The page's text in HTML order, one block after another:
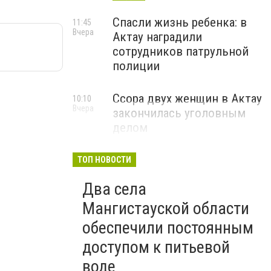
Спасли жизнь ребенка: в
Актау наградили
сотрудников патрульной
полиции
11:45
Вчера
Ссора двух женщин в Актау
закончилась уголовным
делом
10:10
Вчера
ТОП НОВОСТИ
Два села
Мангистауской области
обеспечили постоянным
доступом к питьевой
воде